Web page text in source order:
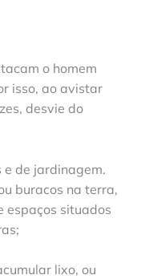
o homem
isso, ao avistar
desvie do
de jardinagem.
buracos na terra,
espaços situados
lixo, ou